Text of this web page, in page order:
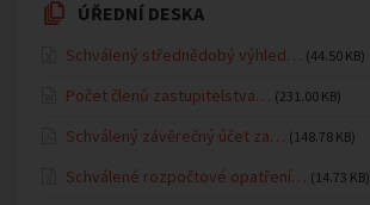
ÚŘEDNÍ DESKA
Schválený střednědobý výhled… (44.50 KB)
Počet členů zastupitelstva… (231.00 KB)
Schválený závěrečný účet za… (148.78 KB)
Schválené rozpočtové opatření… (14.73 KB)